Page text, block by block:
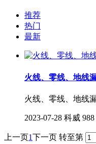
推荐
热门
最新
火线、零线、地线
火线、零线、地线
2023-07-28 科威 988
上一页1下一页 转至第